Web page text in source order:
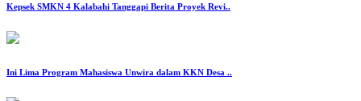
Kepsek SMKN 4 Kalabahi Tanggapi Berita Proyek Revi..
‎Ini Lima Program Mahasiswa Unwira dalam KKN Desa ..